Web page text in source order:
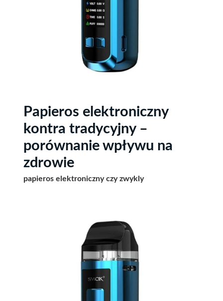
Papieros elektroniczny
kontra tradycyjny –
porównanie wpływu na
zdrowie
papieros elektroniczny czy zwykly